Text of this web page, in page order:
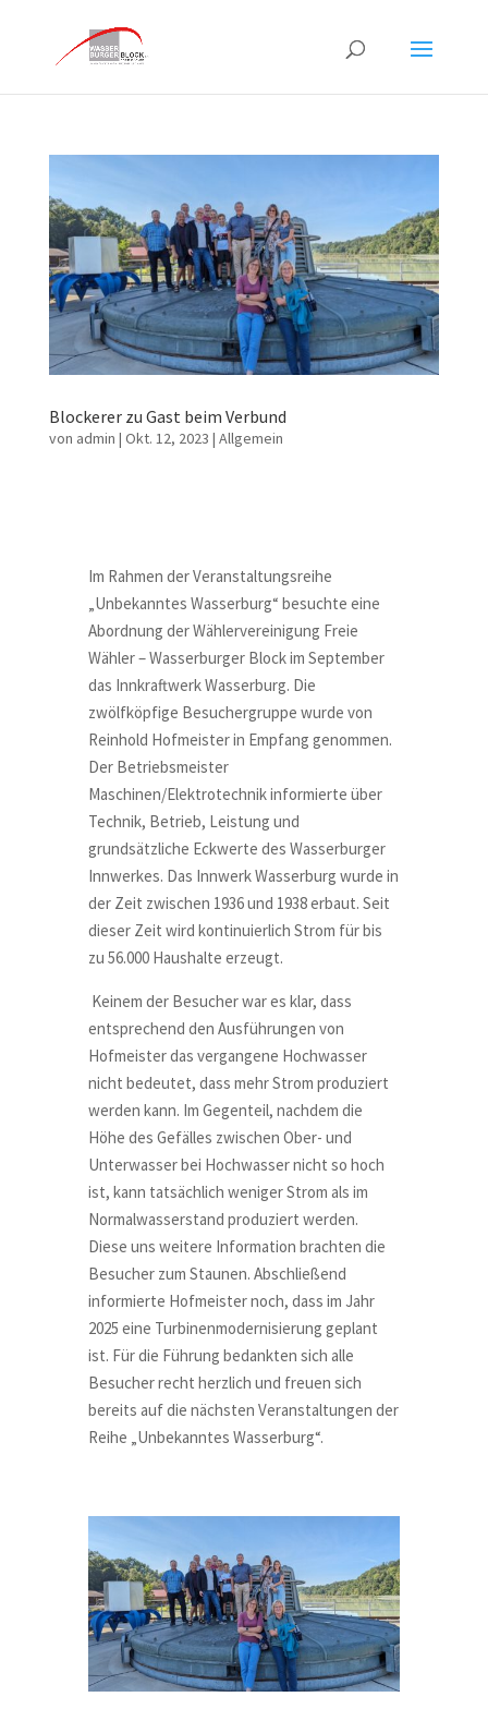
Blockerer zu Gast beim Verbund
von admin | Okt. 12, 2023 | Allgemein
Im Rahmen der Veranstaltungsreihe
„Unbekanntes Wasserburg“ besuchte eine
Abordnung der Wählervereinigung Freie
Wähler – Wasserburger Block im September
das Innkraftwerk Wasserburg. Die
zwölfköpfige Besuchergruppe wurde von
Reinhold Hofmeister in Empfang genommen.
Der Betriebsmeister
Maschinen/Elektrotechnik informierte über
Technik, Betrieb, Leistung und
grundsätzliche Eckwerte des Wasserburger
Innwerkes. Das Innwerk Wasserburg wurde in
der Zeit zwischen 1936 und 1938 erbaut. Seit
dieser Zeit wird kontinuierlich Strom für bis
zu 56.000 Haushalte erzeugt.
Keinem der Besucher war es klar, dass
entsprechend den Ausführungen von
Hofmeister das vergangene Hochwasser
nicht bedeutet, dass mehr Strom produziert
werden kann. Im Gegenteil, nachdem die
Höhe des Gefälles zwischen Ober- und
Unterwasser bei Hochwasser nicht so hoch
ist, kann tatsächlich weniger Strom als im
Normalwasserstand produziert werden.
Diese uns weitere Information brachten die
Besucher zum Staunen. Abschließend
informierte Hofmeister noch, dass im Jahr
2025 eine Turbinenmodernisierung geplant
ist. Für die Führung bedankten sich alle
Besucher recht herzlich und freuen sich
bereits auf die nächsten Veranstaltungen der
Reihe „Unbekanntes Wasserburg“.